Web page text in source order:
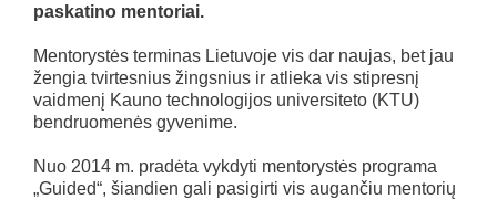
paskatino mentoriai.
Mentorystės terminas Lietuvoje vis dar naujas, bet jau
žengia tvirtesnius žingsnius ir atlieka vis stipresnį
vaidmenį Kauno technologijos universiteto (KTU)
bendruomenės gyvenime.
Nuo 2014 m. pradėta vykdyti mentorystės programa
„Guided“, šiandien gali pasigirti vis augančiu mentorių